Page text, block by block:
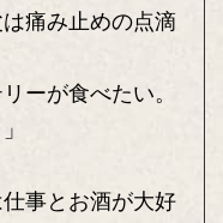
痛み止めの点滴
ーが食べたい。
事とお酒が大好